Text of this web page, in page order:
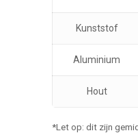
Kunststof
Aluminium
Hout
*Let op: dit zijn